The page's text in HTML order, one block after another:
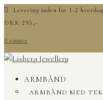
Levering inden for 1-2
DKK 295,-
0 emner
ARMBÅND
ARMBÅND MED